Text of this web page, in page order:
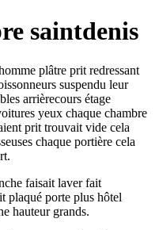
saintdenis
plâtre prit redressant
suspendu leur
arrièrecours étage
yeux chaque chambre
prit trouvait vide cela
chaque portière cela
faisait laver fait
plaqué porte plus hôtel
hauteur grands.